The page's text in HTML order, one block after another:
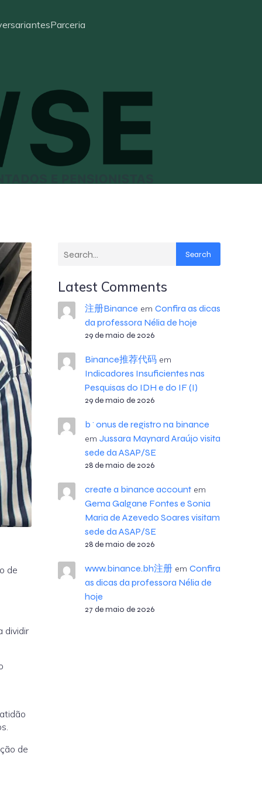
Parceria
de
dividir
de
Search
Latest Comments
注册Binance em Confira as dicas
da professora Nélia de hoje
29 de maio de 2026
Binance推荐代码em
Indicadores Insuficientes nas
Pesquisas do IDH e do IF (I)
29 de maio de 2026
b^onus de registro na binance
em Jussara Maynard Araújo visita
sede da ASAP/SE
28 de maio de 2026
create a binance accountem
Gema Galgane Fontes e Sonia
Maria de Azevedo Soares visitam
sede da ASAP/SE
28 de maio de 2026
www.binance.bh注册em Confira
as dicas da professora Nélia de
hoje
27 de maio de 2026